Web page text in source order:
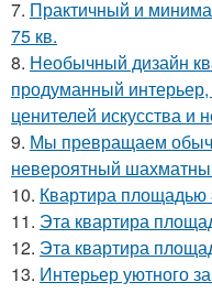
7. Практичный и
75 кв.
8. Необычный дизайн
продуманный
ценителей искусства и
9. Мы превращаем
невероятный
10. Квартира площадью
11. Эта квартира
12. Эта квартира
13. Интерьер уютного